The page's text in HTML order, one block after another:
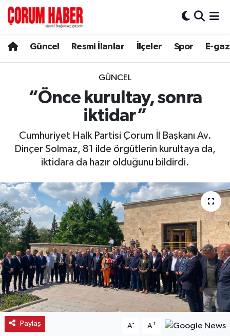
Güncel Resmi İlanlar İlçeler Spor E-
GÜNCEL
“Önce kurultay, sonra
iktidar”
Cumhuriyet Halk Partisi Çorum İl Başkanı Av.
Dinçer Solmaz, 81 ilde örgütlerin kurultaya da,
iktidara da hazır olduğunu bildirdi.
Paylaş A- A+
Spor
Resmi İlanlar
Bayat
Dodurga
İskilip
Kargı
Laçin
Mecitözü
Oğuzlar
Hava Durumu
Çorum Namaz Vakitleri
Süper Lig Puan Durumu ve Fikstür
Son Dakika Haberleri
Haber Arşivi